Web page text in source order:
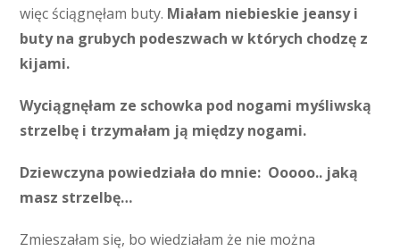
więc ściągnęłam buty. Miałam niebieskie jeansy i
buty na grubych podeszwach w których chodzę z
kijami.
Wyciągnęłam ze schowka pod nogami myśliwską
strzelbę i trzymałam ją między nogami.
Dziewczyna powiedziała do mnie: Ooooo.. jaką
masz strzelbę…
Zmieszałam się, bo wiedziałam że nie można